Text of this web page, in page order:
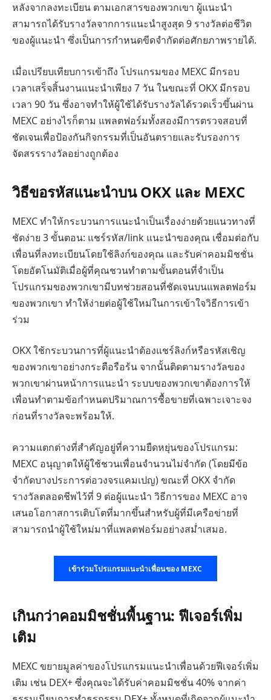
หลังจากลงทะเบียน ตามเอกสารของพวกเขา ผู้แนะนำ
สามารถได้รับรางวัลจากการแนะนำสูงสุด 9 รางวัลต่อชีวิต
ของผู้แนะนำ ซึ่งเป็นการกำหนดขีดจำกัดต่อศักยภาพรายได้.
เมื่อเปรียบเทียบการเข้าถึง โปรแกรมของ MEXC มีกรอบ
เวลาเสร็จสิ้นงานแนะนำเพียง 7 วัน ในขณะที่ OKX มีกรอบ
เวลา 90 วัน ซึ่งอาจทำให้ผู้ใช้ได้รับรางวัลได้รวดเร็วขึ้นผ่าน
MEXC อย่างไรก็ตาม แพลตฟอร์มทั้งสองมีการตรวจสอบที่
ชัดเจนเพื่อป้องกันกิจกรรมที่เป็นอันตรายและรับรองการ
จัดสรรรางวัลอย่างถูกต้อง
วิธีขอรหัสแนะนำบน OKX และ MEXC
MEXC ทำให้กระบวนการแนะนำเป็นเรื่องง่ายด้วยแนวทางที่
ชัดง่าย 3 ขั้นตอน: แชร์รหัส/link แนะนำของคุณ เชื่อมต่อกับ
เพื่อนที่ลงทะเบียนโดยใช้ลิงก์ของคุณ และรับค่าคอมมิชชั่น
โดยอัตโนมัติเมื่อผู้ที่คุณชวนทำตามขั้นตอนที่จำเป็น
โปรแกรมของพวกเขามีบทช่วยสอนที่ชัดเจนบนแพลตฟอร์ม
ของพวกเขา ทำให้ง่ายต่อผู้ใช้ใหม่ในการเข้าใจวิธีการเข้า
ร่วม
OKX ใช้กระบวนการที่ผู้แนะนำต้องแชร์ลิงก์หรือรหัสเชิญ
ของพวกเขาอย่างกระตือรือร้น จากนั้นติดตามรางวัลของ
พวกเขาผ่านหน้าการแนะนำ ระบบของพวกเขาต้องการให้
เพื่อนทำตามข้อกำหนดปริมาณการซื้อขายที่เฉพาะเจาะจง
ก่อนที่รางวัลจะพร้อมให้.
ความแตกต่างที่สำคัญอยู่ที่ความยืดหยุ่นของโปรแกรม:
MEXC อนุญาตให้ผู้ใช้ชวนเพื่อนจำนวนไม่จำกัด (โดยมีข้อ
จำกัดบางประการต่อวงจรแคมเปญ) ขณะที่ OKX จำกัด
รางวัลตลอดชีพไว้ที่ 9 ต่อผู้แนะนำ วิธีการของ MEXC อาจ
เสนอโอกาสการเติบโตที่มากขึ้นสำหรับผู้ที่มีเครือข่ายที่
สามารถนำผู้ใช้ใหม่มาที่แพลตฟอร์มอย่างสม่ำเสมอ.
เข้าร่วมโปรแกรมแนะนำเพื่อนของ MEXC
เกินกว่าคอมมิชชั่นพื้นฐาน: ฟีเจอร์เพิ่ม
เติม
MEXC ขยายมูลค่าของโปรแกรมแนะนำเพื่อนด้วยฟีเจอร์เพิ่ม
เติม เช่น DEX+ ซึ่งคุณจะได้รับค่าคอมมิชชั่น 40% จากค่า